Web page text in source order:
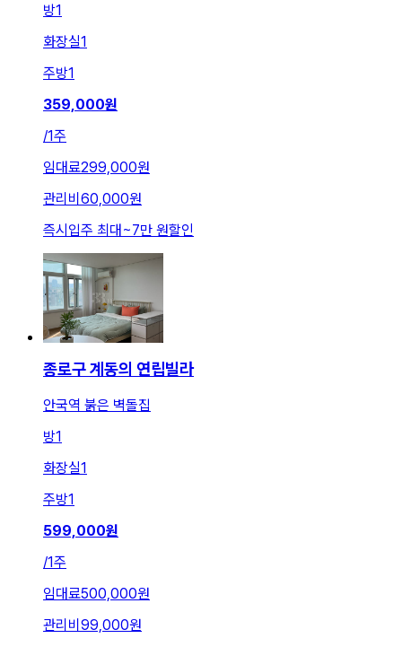
방1
화장실1
주방1
359,000원
/1주
임대료299,000원
관리비 60,000원
즉시입주 최대~7만 원할인
종로구 계동의 연립빌라
안국역 붉은 벽돌집
방1
화장실1
주방1
599,000원
/1주
임대료500,000원
관리비 99,000원